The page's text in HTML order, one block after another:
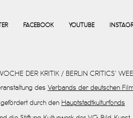
FACEBOOK YOUTUBE
DER KRITIK / BERLIN CRITICS’
des Verbands der deutschen
gefördert durch den Hauptstadtkulturfonds